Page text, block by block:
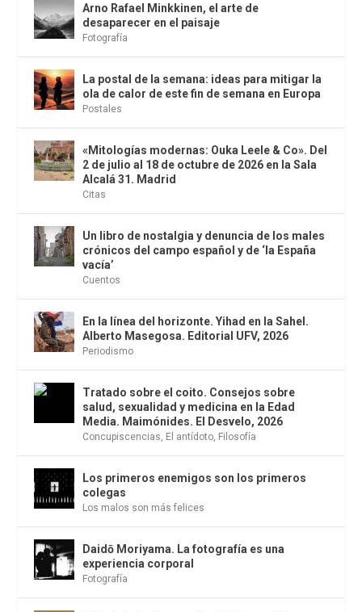
Arno Rafael Minkkinen, el arte de
desaparecer en el paisaje
Fotografía
La postal de la semana: ideas para mitigar la
ola de calor de este fin de semana en Europa
Postales
«Mitologías modernas: Ouka Leele & Co». Del
2 de julio al 18 de octubre de 2026 en la Sala
Alcalá 31. Madrid
Citas
Un libro de nostalgia y denuncia de los males
crónicos del campo español y de ‘la España
vacía’
Cuentos
En la línea del horizonte. Yihad en la Sahel.
Alberto Masegosa. Editorial UFV, 2026
Periodismo
Tratado sobre el coito. Consejos sobre
salud, sexualidad y medicina en la Edad
Media. Maimónides. El Desvelo, 2026
Concupiscencias, El antídoto, Filosofía
Los primeros enemigos son los primeros
colegas
Los malos son más felices
Daidō Moriyama. La fotografía es una
experiencia corporal
Fotografía